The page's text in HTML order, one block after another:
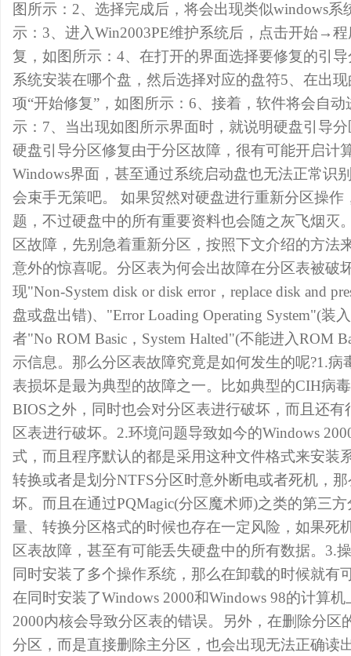
图所示：2、选择完成后，将会出现类似windows
示：3、进入Win2003PE维护系统后，点击开始→
复，如图所示：4、在打开的界面选择要修复的引
系统安装在哪个盘，然后选择对应的盘符5、在出
项“开始修复”，如图所示：6、接着，软件将会自
示：7、当出现如图所示界面时，就说明硬盘引导
硬盘引导分区修复由于分区故障，很有可能开启计
Windows界面，甚至通过系统启动盘也无法正常识
会束手无策吧。 如果贸然对硬盘进行重新分区操作
题，不过硬盘中的所有重要资料也会随之灰飞烟灭
区故障，先别急着重新分区，按照下文介绍的方法
意外的惊喜呢。分区表为何会出故障在分区表被破
现"Non-System disk or disk error，replace disk and
盘或盘出错)、"Error Loading Operating System"(装
者"No ROM Basic，System Halted"(不能进入ROM
示信息。那么分区表故障究竟是如何发生的呢?1.病
表损坏是最为典型的故障之一。比如典型的CIH病
BIOS之外，同时也会对分区表进行破坏，而且还
区表进行破坏。2.环境问题导致如今的Windows
式，而且程序默认的都是采用这种文件格式来安装
转换或者是划分NTFS分区时意外断电或者死机，
坏。而且在通过PQMagic(分区魔术师)之类的第三
量、转换分区格式的时候也存在一定风险，如果死
区表故障，甚至有可能丢失硬盘中的所有数据。3.
同时安装了多个操作系统，那么在卸载的时候就有
在同时安装了Windows 2000和Windows 98的计算
2000内核会导致分区表的错误。另外，在删除分区
分区，而是直接删除主分区，也会出现无法正确读